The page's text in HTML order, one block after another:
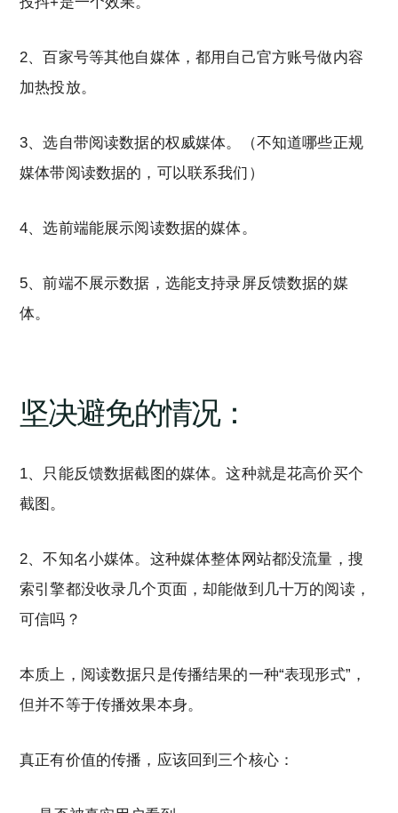
2、百家号等其他自媒体，都用自己官方账号做内容
加热投放。
3、选自带阅读数据的权威媒体。（不知道哪些正规
媒体带阅读数据的，可以联系我们）
4、选前端能展示阅读数据的媒体。
5、前端不展示数据，选能支持录屏反馈数据的媒
体。
坚决避免的情况：
1、只能反馈数据截图的媒体。这种就是花高价买个
截图。
2、不知名小媒体。这种媒体整体网站都没流量，搜
索引擎都没收录几个页面，却能做到几十万的阅读，
可信吗？
本质上，阅读数据只是传播结果的一种“表现形式”，
但并不等于传播效果本身。
真正有价值的传播，应该回到三个核心：